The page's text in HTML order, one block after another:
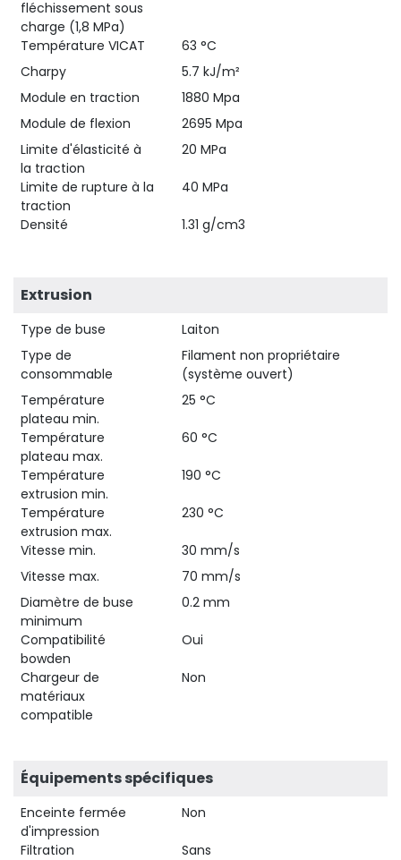
fléchissement sous
charge (1,8 MPa)
Température VICAT
63 °C
Charpy
5.7 kJ/m²
Module en traction
1880 Mpa
Module de flexion
2695 Mpa
Limite d'élasticité à
la traction
20 MPa
Limite de rupture à la
traction
40 MPa
Densité 1.31 g/cm3
Extrusion
Type de buse
Laiton
Type de
consommable
Filament non propriétaire
(système ouvert)
Température
plateau min.
25 °C
Température
plateau max.
60 °C
Température
extrusion min.
190 °C
Température
extrusion max.
230 °C
Vitesse min.
30 mm/s
Vitesse max.
70 mm/s
Diamètre de buse
minimum
0.2 mm
Compatibilité
bowden
Oui
Chargeur de
matériaux
compatible
Non
Équipements spécifiques
Enceinte fermée
d'impression
Non
Filtration Sans